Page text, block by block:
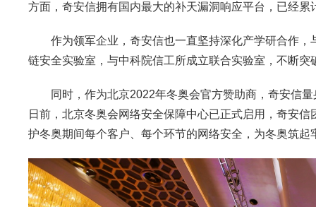
方面，奇安信拥有国内最大的补天漏洞响应平台，已经
作为领军企业，奇安信也一直坚持深化产学研合作，
链安全实验室，与中科院信工所成立联合实验室，不断
同时，作为北京2022年冬奥会官方赞助商，奇安信量
日前，北京冬奥会网络安全保障中心已正式启用，奇安
护冬奥期间每个客户、每个环节的网络安全，为冬奥筑起